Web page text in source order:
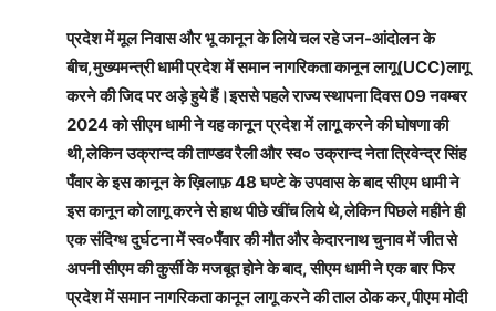
प्रदेश में मूल निवास और भू कानून के लिये चल रहे जन-आंदोलन के
बीच,मुख्यमन्त्री धामी प्रदेश में समान नागरिकता कानून लागू(UCC)लागू
करने की जिद पर अड़े हुये हैं।इससे पहले राज्य स्थापना दिवस 09 नवम्बर
2024 को सीएम धामी ने यह कानून प्रदेश में लागू करने की घोषणा की
थी,लेकिन उक्रान्द की ताण्डव रैली और स्व० उक्रान्द नेता त्रिवेन्द्र सिंह
पँवार के इस कानून के ख़िलाफ़ 48 घण्टे के उपवास के बाद सीएम धामी ने
इस कानून को लागू करने से हाथ पीछे खींच लिये थे,लेकिन पिछले महीने ही
एक संदिग्ध दुर्घटना में स्व०पँवार की मौत और केदारनाथ चुनाव में जीत से
अपनी सीएम की कुर्सी के मजबूत होने के बाद, सीएम धामी ने एक बार फिर
प्रदेश में समान नागरिकता कानून लागू करने की ताल ठोक कर,पीएम मोदी